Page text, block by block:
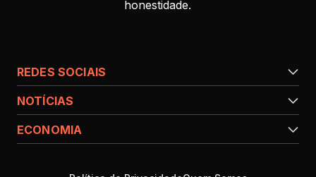
honestidade.
REDES SOCIAIS
NOTÍCIAS
ECONOMIA